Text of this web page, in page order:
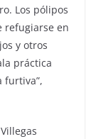
Los pólipos
refugiarse en
y otros
práctica
furtiva”,